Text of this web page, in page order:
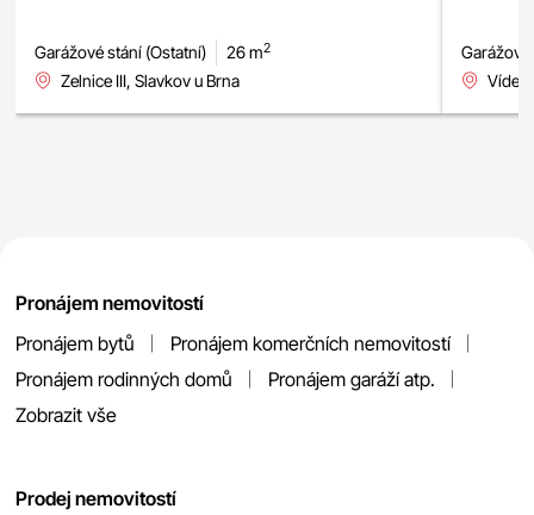
Garážové stání (Ostatní) 26 m2
Zelnice III, Slavkov u Brna
Pronájem nemovitostí
Pronájem bytů
Pronájem komerčních nemovitostí
Pronájem rodinných domů
Pronájem garáží atp.
Zobrazit vše
Prodej nemovitostí